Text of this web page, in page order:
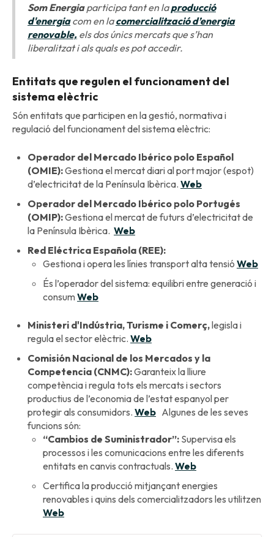
Som Energiaparticipa tant en laproducció
d'energia com en lacomercialització d’energia
renovable, els dos únics mercats que s’han
liberalitzat i als quals es pot accedir.
Entitats que regulen el funcionament del
sistema elèctric
Són entitats que participen en la gestió, normativa i
regulació del funcionament del sistema elèctric:
Operador del Mercado Ibérico polo Español
(OMIE):Gestiona el mercat diari al port major (espot)
d’electricitat de la Península Ibèrica. Web
Operador del Mercado Ibérico polo Portugés
(OMIP):Gestiona el mercat de futurs d’electricitat de
la Península Ibèrica. Web
Red Eléctrica Española (REE):
Gestiona i opera les línies transport alta tensió Web
És l’operador del sistema: equilibri entre generació i
consumWeb
Ministeri d'Indústria, Turisme i Comerç,legisla i
regula el sector elèctric. Web
Comisión Nacional de los Mercados y la
Competencia (CNMC):Garanteix la lliure
competència i regula tots els mercats i sectors
productius de l’economia de l’estat espanyol per
protegir als consumidors. Web Algunes de les seves
funcions són:
“Cambios de Suministrador”: Supervisa els
processos i les comunicacions entre les diferents
entitats en canvis contractuals. Web
Certifica la producció mitjançant energies
renovables i quins dels comercialitzadors les utilitzen
Web